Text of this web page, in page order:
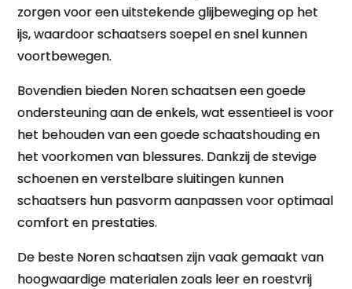
zorgen voor een uitstekende glijbeweging op het
ijs, waardoor schaatsers soepel en snel kunnen
voortbewegen.
Bovendien bieden Noren schaatsen een goede
ondersteuning aan de enkels, wat essentieel is voor
het behouden van een goede schaatshouding en
het voorkomen van blessures. Dankzij de stevige
schoenen en verstelbare sluitingen kunnen
schaatsers hun pasvorm aanpassen voor optimaal
comfort en prestaties.
De beste Noren schaatsen zijn vaak gemaakt van
hoogwaardige materialen zoals leer en roestvrij